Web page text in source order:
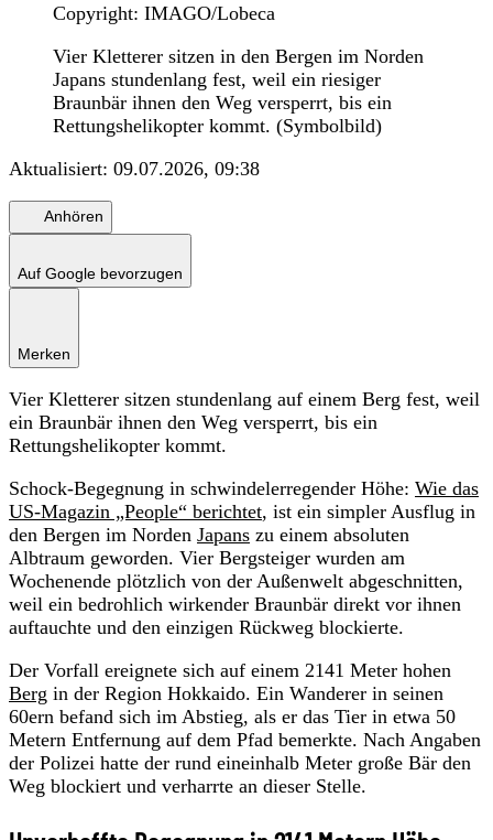
Copyright: IMAGO/Lobeca
Vier Kletterer sitzen in den Bergen im Norden
Japans stundenlang fest, weil ein riesiger
Braunbär ihnen den Weg versperrt, bis ein
Rettungshelikopter kommt. (Symbolbild)
Aktualisiert: 09.07.2026, 09:38
Anhören
Auf Google bevorzugen
Merken
Vier Kletterer sitzen stundenlang auf einem Berg fest, weil
ein Braunbär ihnen den Weg versperrt, bis ein
Rettungshelikopter kommt.
Schock-Begegnung in schwindelerregender Höhe: Wie das
US-Magazin „People“ berichtet, ist ein simpler Ausflug in
den Bergen im Norden Japans zu einem absoluten
Albtraum geworden. Vier Bergsteiger wurden am
Wochenende plötzlich von der Außenwelt abgeschnitten,
weil ein bedrohlich wirkender Braunbär direkt vor ihnen
auftauchte und den einzigen Rückweg blockierte.
Der Vorfall ereignete sich auf einem 2141 Meter hohen
Berg in der Region Hokkaido. Ein Wanderer in seinen
60ern befand sich im Abstieg, als er das Tier in etwa 50
Metern Entfernung auf dem Pfad bemerkte. Nach Angaben
der Polizei hatte der rund eineinhalb Meter große Bär den
Weg blockiert und verharrte an dieser Stelle.